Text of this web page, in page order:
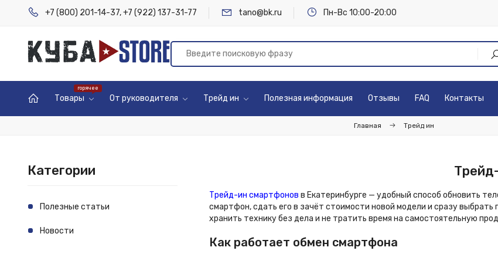
+7 (800) 201-14-37,+7 (922) 137-31-77 tano@bk.ru Пн-Вс 10:00-20:00
Товары От руководителя Трейд ин Полезная информация Отзывы FAQ Контакты
Главная Трейд ин
Трейд-ин смартфонов в Екатеринбурге — удобный способ обновить
смартфон, сдать его в зачёт стоимости новой модели и сразу
хранить технику без дела и не тратить время на самостоятельную
Как работает обмен смартфона
Категории
Полезные статьи
Новости